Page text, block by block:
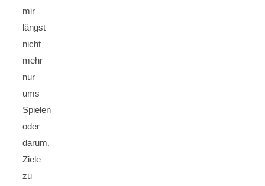
mir
längst
nicht
mehr
nur
ums
Spielen
oder
darum,
Ziele
zu